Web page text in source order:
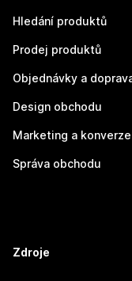
Hledání produktů
Prodej produktů
Objednávky a
Design obchodu
Marketing a konverze
Správa obchodu
Zdroje